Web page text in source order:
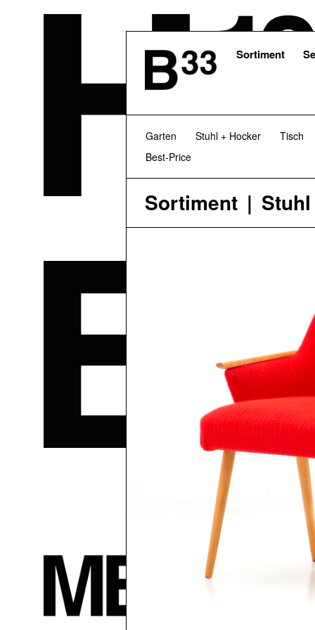
Sortiment
Garten Stuhl + Hocker Tisch
Best-Price
Sortiment